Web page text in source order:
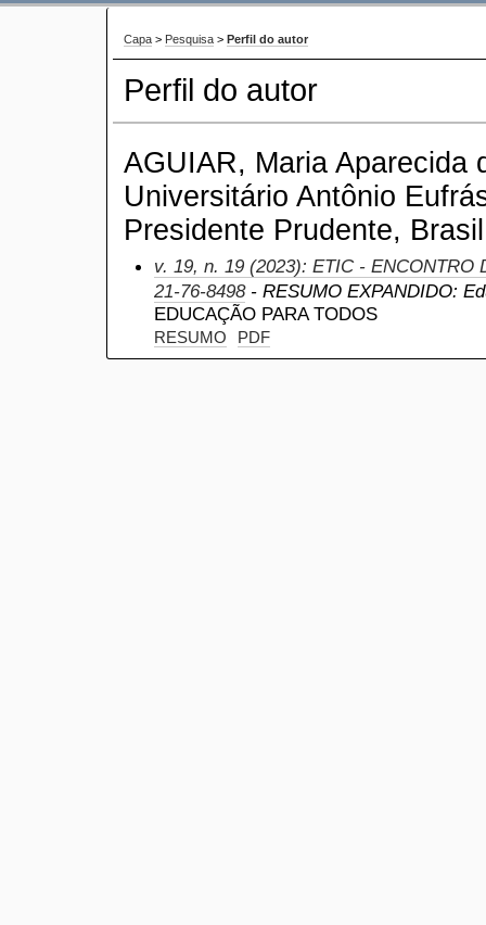
Capa > Pesquisa > Perfil do autor
Perfil do autor
AGUIAR, Maria Aparecida
Universitário Antônio
Presidente Prudente, Brasil
v. 19, n. 19 (2023): ETIC - ENCONTRO
21-76-8498- RESUMO EXPANDIDO:
EDUCAÇÃO PARA TODOS
RESUMO PDF